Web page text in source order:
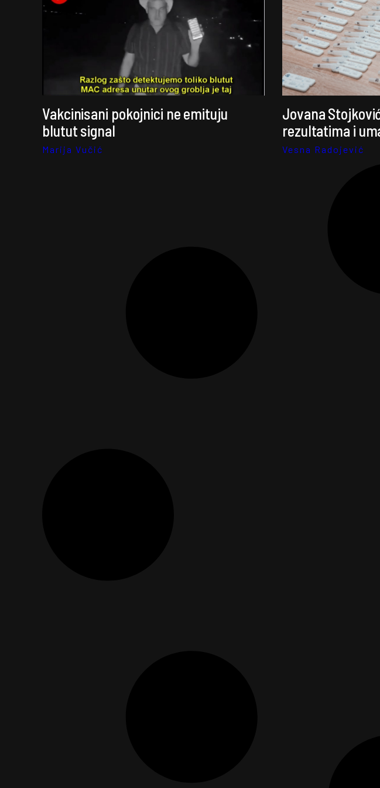
Vakcinisani pokojnici ne emituju
blutut signal
Marija Vučić
Jovana
rezultatima i
Vesna Radojević